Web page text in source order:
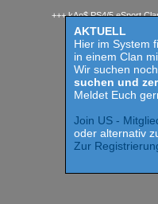
AKTUELL
Hier im System
in einem Clan
Wir suchen
suchen und
Meldet Euch
Join US -
oder alternativ
Zur
+++ kAo$ PS4/5 eSport Clan